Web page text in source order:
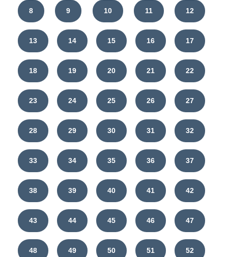
8 9 10 11 12
13 14 15 16 17
18 19 20 21 22
23 24 25 26 27
28 29 30 31 32
33 34 35 36 37
38 39 40 41 42
43 44 45 46 47
48 49 50 51 52